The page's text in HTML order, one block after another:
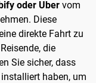
oder Uber vom
Diese
direkte Fahrt zu
die
Sie sicher, dass
haben, um